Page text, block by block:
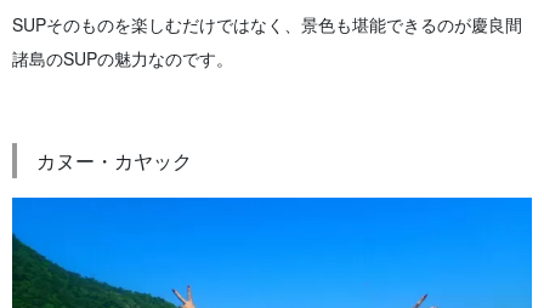
SUPそのものを楽しむだけではなく、景色も堪能できるのが慶良間
諸島のSUPの魅力なのです。
カヌー・カヤック